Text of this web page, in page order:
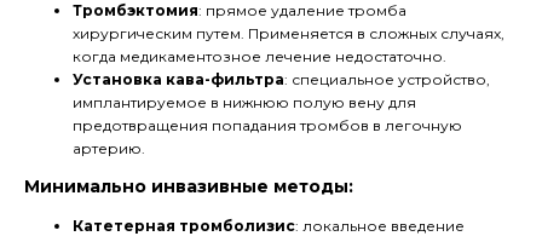
Тромбэктомия: прямое удаление тромба
хирургическим путем. Применяется в сложных случаях,
когда медикаментозное лечение недостаточно.
Установка кава-фильтра: специальное устройство,
имплантируемое в нижнюю полую вену для
предотвращения попадания тромбов в легочную
артерию.
Минимально инвазивные методы:
Катетерная тромболизис: локальное введение